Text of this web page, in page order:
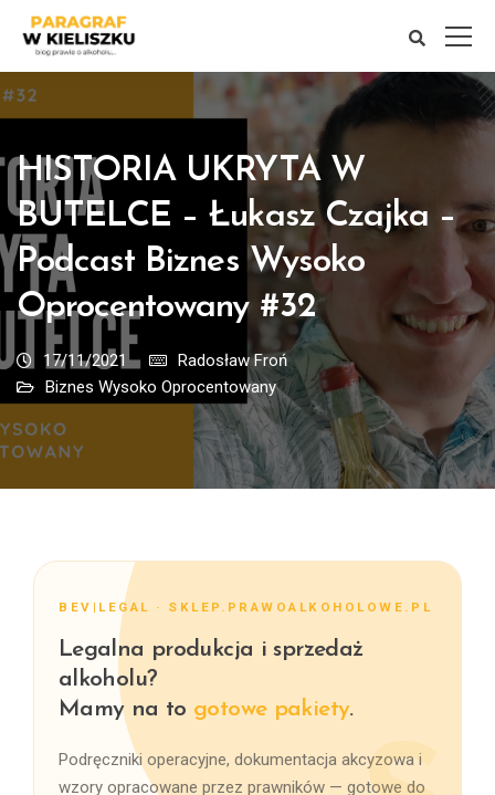
HISTORIA UKRYTA W
BUTELCE – Łukasz Czajka –
Podcast Biznes Wysoko
Oprocentowany #32
17/11/2021
Radosław Froń
Biznes Wysoko Oprocentowany
BEV|LEGAL · SKLEP.PRAWOALKOHOLOWE.PL
Legalna produkcja i sprzedaż
alkoholu?
Mamy na to gotowe pakiety.
Podręczniki operacyjne, dokumentacja akcyzowa i
wzory opracowane przez prawników — gotowe do